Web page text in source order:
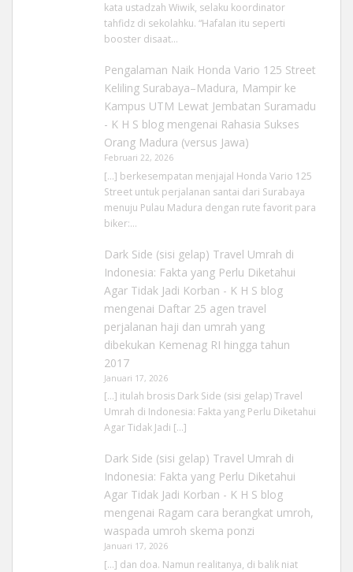
kata ustadzah Wiwik, selaku koordinator
tahfidz di sekolahku. “Hafalan itu seperti
booster disaat…
Pengalaman Naik Honda Vario 125 Street
Keliling Surabaya–Madura, Mampir ke
Kampus UTM Lewat Jembatan Suramadu
- K H S blogmengenai Rahasia Sukses
Orang Madura (versus Jawa)
Februari 22, 2026
[…] berkesempatan menjajal Honda Vario 125
Street untuk perjalanan santai dari Surabaya
menuju Pulau Madura dengan rute favorit para
biker:…
Dark Side (sisi gelap) Travel Umrah di
Indonesia: Fakta yang Perlu Diketahui
Agar Tidak Jadi Korban - K H S blog
mengenai Daftar 25 agen travel
perjalanan haji dan umrah yang
dibekukan Kemenag RI hingga tahun
2017
Januari 17, 2026
[…] itulah brosis Dark Side (sisi gelap) Travel
Umrah di Indonesia: Fakta yang Perlu Diketahui
Agar Tidak Jadi […]
Dark Side (sisi gelap) Travel Umrah di
Indonesia: Fakta yang Perlu Diketahui
Agar Tidak Jadi Korban - K H S blog
mengenai Ragam cara berangkat umroh,
waspada umroh skema ponzi
Januari 17, 2026
[…] dan doa. Namun realitanya, di balik niat